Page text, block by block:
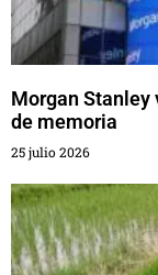
Morgan Stanley
de memoria
25 julio 2026